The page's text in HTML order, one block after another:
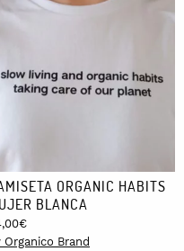
ORGANIC HABITS
BLANCA
€
Organico Brand